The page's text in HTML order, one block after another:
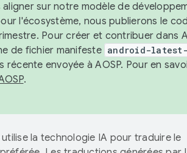
sur notre modèle de
l'écosystème, nous publierons le
Pour créer et contribuer dans
de fichier manifeste android-
récente envoyée à AOSP. Pour en
.
la technologie IA pour traduire le